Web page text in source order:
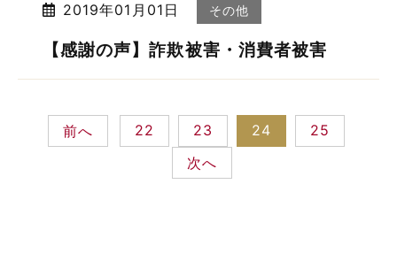
2019年01月01日 その他
【感謝の声】詐欺被害・消費者被害
前へ 22 23 24
25
次へ